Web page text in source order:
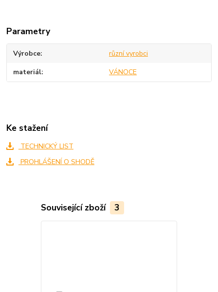
Parametry
Výrobce různí vyrobci
materiál VÁNOCE
Ke stažení
TECHNICKÝ LIST
PROHLÁŠENÍ O SHODĚ
Související zboží 3